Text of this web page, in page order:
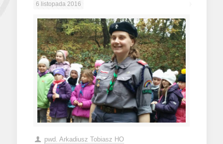
6 listopada 2016
pwd. Arkadiusz Tobiasz HO